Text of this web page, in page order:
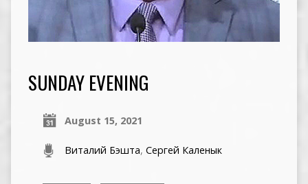
SUNDAY EVENING
August 15, 2021
Виталий Бэшта,Сергей Каленык